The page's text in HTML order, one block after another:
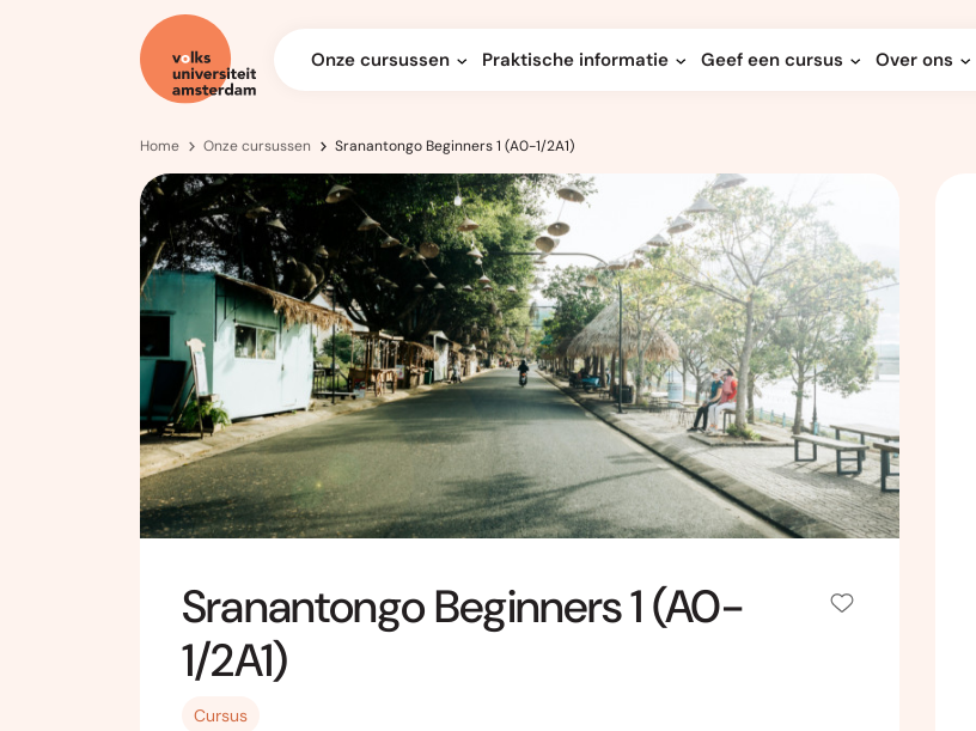
Onze cursussen Praktische informatie Geef een cursus Over ons
Home Onze cursussen Sranantongo Beginners 1 (A0-1/2A1)
Sranantongo Beginners 1 (A0-
1/2A1)
Cursus